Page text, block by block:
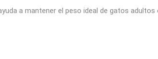
a mantener el peso ideal de gatos adultos